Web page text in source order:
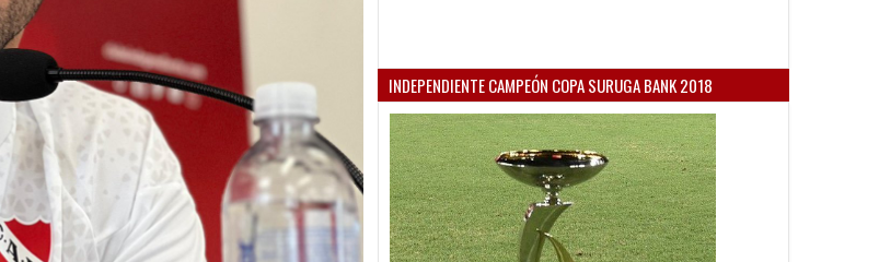
INDEPENDIENTE CAMPEÓN COPA SURUGA BANK 2018